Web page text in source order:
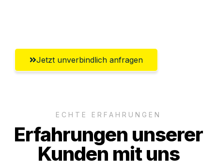
Jetzt unverbindlich anfragen
ECHTE ERFAHRUNGEN
Erfahrungen unserer
Kunden mit uns